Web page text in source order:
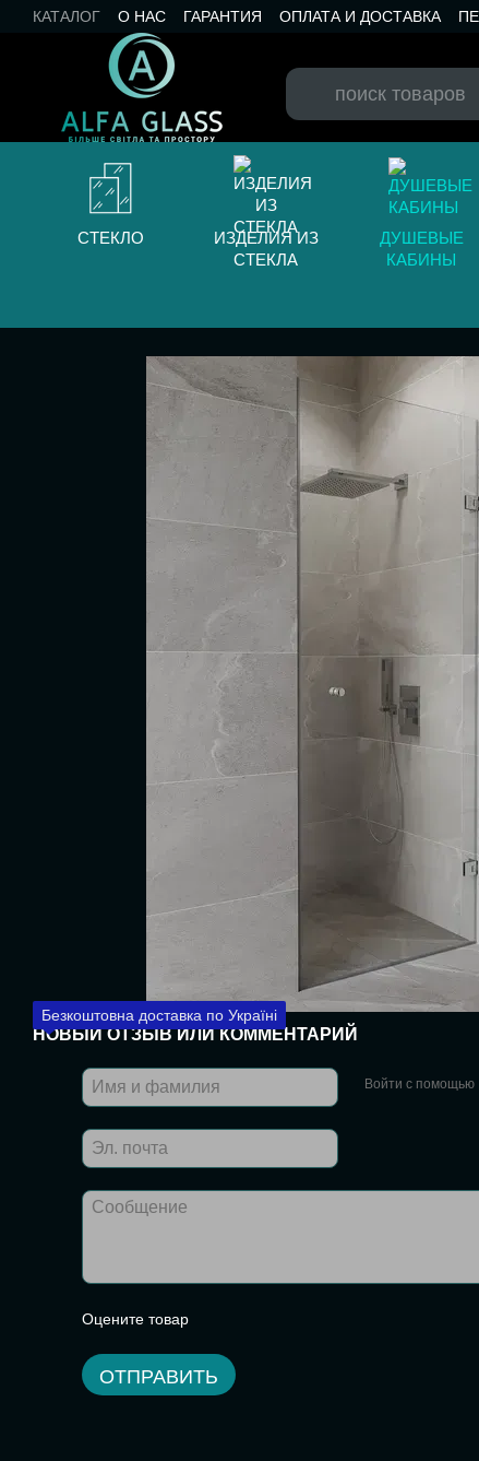
Перейти к основному контенту
КАТАЛОГ О НАС ГАРАНТИЯ ОПЛАТА И ДОСТАВКА
КАТАЛОГ RAL
СТЕКЛО
ИЗДЕЛИЯ ИЗ
СТЕКЛА
ДУШЕВЫЕ
КАБИНЫ
Безкоштовна доставка по Україні
НОВЫЙ ОТЗЫВ ИЛИ КОММЕНТАРИЙ
Войти с помощью
Оцените товар
ОТПРАВИТЬ